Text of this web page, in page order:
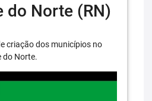
do Norte (RN)
criação dos municípios no
do Norte.